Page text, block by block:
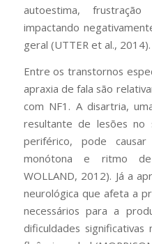
autoestima,
impactando
geral (UTTER et al., 2014).
Entre os transtornos
apraxia de fala são
com NF1. A disartria,
resultante de lesões no
periférico, pode causar
monótona e ritmo
WOLLAND, 2012). Já a
neurológica que afeta a
necessários para a
dificuldades